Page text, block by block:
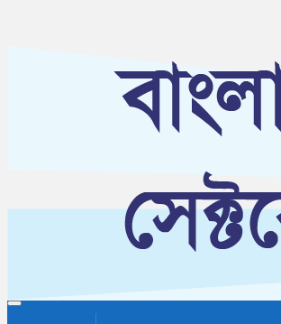
Toggle navigation